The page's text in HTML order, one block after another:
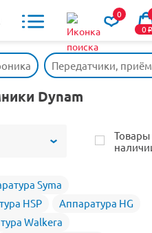
0
0o
Передатчики,
Dynam
Товары
Syma
HSP
Аппаратура HG
Walkera